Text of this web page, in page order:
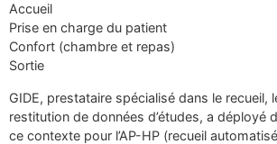
Accueil
Prise en charge du patient
Confort (chambre et repas)
Sortie
GIDE, prestataire spécialisé dans le recueil,
restitution de données d’études, a déployé
ce contexte pour l’AP-HP (recueil